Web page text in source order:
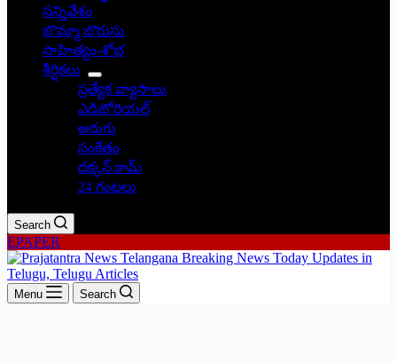
సన్నివేశం
బొమ్మా బొరుసు
సాహిత్యం-శోభ
శీర్షికలు
ప్రత్యేక వ్యాసాలు
ఎడిటోరియల్
అరుగు
సంకేతం
దక్కన్.కామ్
24 గంటలు
Search
EPAPER
Menu Search